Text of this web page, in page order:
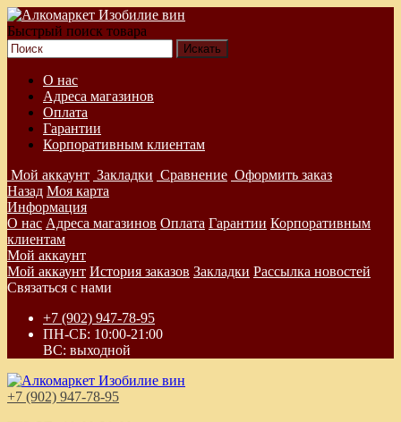
Быстрый поиск товара
О нас
Адреса магазинов
Оплата
Гарантии
Корпоративным клиентам
Мой аккаунт Закладки Сравнение Оформить заказ
Назад Моя карта
Информация
О нас Адреса магазинов Оплата Гарантии Корпоративным
клиентам
Мой аккаунт
Мой аккаунт История заказов Закладки Рассылка новостей
Связаться с нами
+7 (902) 947-78-95
ПН-СБ: 10:00-21:00
ВС: выходной
+7 (902) 947-78-95